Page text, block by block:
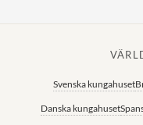
Svenska kungahuset
Danska kungahuset